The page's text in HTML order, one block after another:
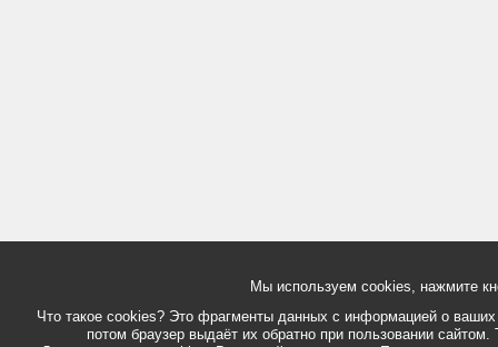
Мы используем cookies, нажмите
Что такое cookies? Это фрагменты данных с информацией о
потом браузер выдаёт их обратно при пользовании